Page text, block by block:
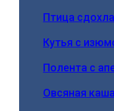
Птица сдохла
Кутья с
Полента с
Овсяная